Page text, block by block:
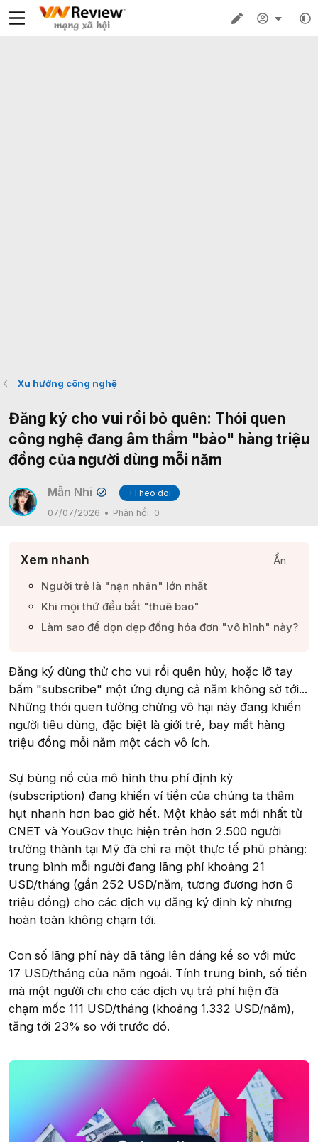
Xu hướng công nghệ
Đăng ký cho vui rồi bỏ quên: Thói quen
công nghệ đang âm thầm "bào" hàng triệu
đồng của người dùng mỗi năm
Mẫn Nhi ✔
+Theo dõi
07/07/2026
Phản hồi: 0
Xem nhanh
Ẩn
Người trẻ là "nạn nhân" lớn nhất​
Khi mọi thứ đều bắt "thuê bao"​
Làm sao để dọn dẹp đống hóa đơn "vô hình" này?​
Đăng ký dùng thử cho vui rồi quên hủy, hoặc lỡ tay
bấm "subscribe" một ứng dụng cả năm không sờ tới...
Những thói quen tưởng chừng vô hại này đang khiến
người tiêu dùng, đặc biệt là giới trẻ, bay mất hàng
triệu đồng mỗi năm một cách vô ích.
Sự bùng nổ của mô hình thu phí định kỳ
(subscription) đang khiến ví tiền của chúng ta thâm
hụt nhanh hơn bao giờ hết. Một khảo sát mới nhất từ
CNET và YouGov thực hiện trên hơn 2.500 người
trưởng thành tại Mỹ đã chỉ ra một thực tế phũ phàng:
trung bình mỗi người đang lãng phí khoảng 21
USD/tháng (gần 252 USD/năm, tương đương hơn 6
triệu đồng) cho các dịch vụ đăng ký định kỳ nhưng
hoàn toàn không chạm tới.
Con số lãng phí này đã tăng lên đáng kể so với mức
17 USD/tháng của năm ngoái. Tính trung bình, số tiền
mà một người chi cho các dịch vụ trả phí hiện đã
chạm mốc 111 USD/tháng (khoảng 1.332 USD/năm),
tăng tới 23% so với trước đó.